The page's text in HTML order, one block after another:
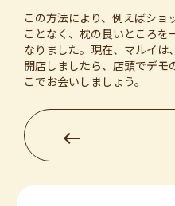
この方法により、例えばショ
ことなく、枕の良いところを
なりました。現在、マルイは
開店しましたら、店頭でデモ
こでお会いしましょう。